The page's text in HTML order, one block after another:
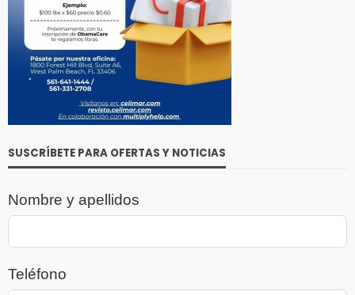
SUSCRÍBETE PARA OFERTAS Y NOTICIAS
Nombre y apellidos
Teléfono